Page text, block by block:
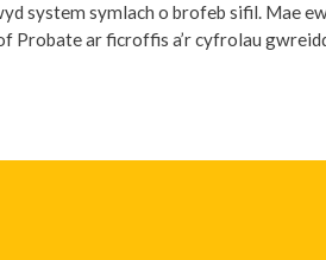
system symlach o brofeb sifil. Mae
Probate ar ficroffis a’r cyfrolau